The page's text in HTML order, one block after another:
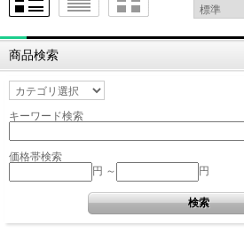
商品検索
キーワード検索
価格帯検索
円 ～
円